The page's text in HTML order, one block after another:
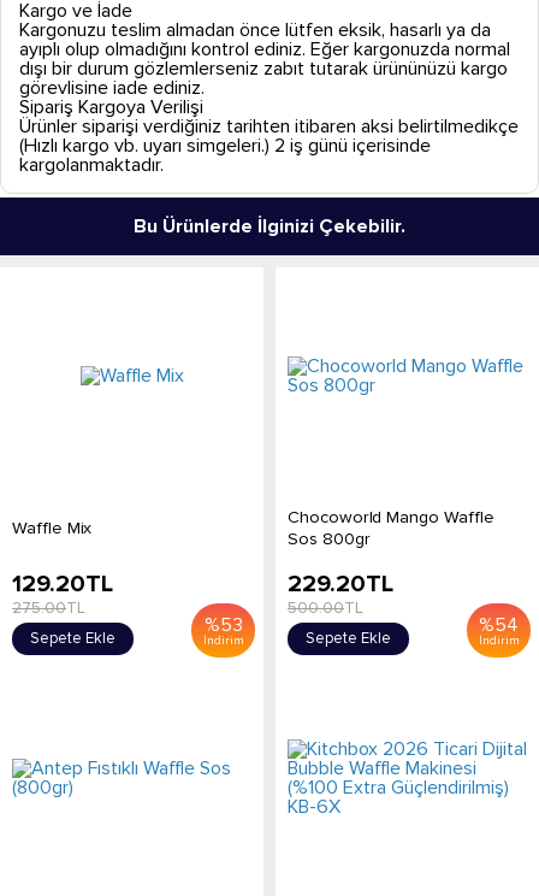
Kargo ve İade
Kargonuzu teslim almadan önce lütfen eksik, hasarlı ya da
ayıplı olup olmadığını kontrol ediniz. Eğer kargonuzda normal
dışı bir durum gözlemlerseniz zabıt tutarak ürününüzü kargo
görevlisine iade ediniz.
Sipariş Kargoya Verilişi
Ürünler siparişi verdiğiniz tarihten itibaren aksi belirtilmedikçe
(Hızlı kargo vb. uyarı simgeleri.) 2 iş günü içerisinde
kargolanmaktadır.
Bu Ürünlerde İlginizi Çekebilir.
Waffle Mix
%53
İndirim
129.20TL
275.00TL
Sepete Ekle
Chocoworld Mango Waffle
Sos 800gr
%54
İndirim
229.20TL
500.00TL
Sepete Ekle